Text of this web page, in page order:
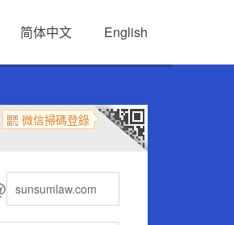
简体中文 English
微信掃碼登錄